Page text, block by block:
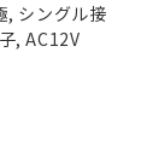
, シングル接
, AC12V